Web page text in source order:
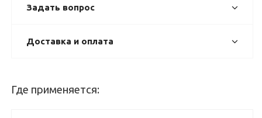
Задать вопрос
Доставка и оплата
Где применяется: